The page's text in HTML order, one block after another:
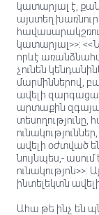
կատարյալ է,
այստեղ
կատարյալ>>:
որևէ
չունեն
մարմիններով,
ավելի
արտաքին
տեսողությունը,
ավելի օժտված
նույնպես,- ասում
ունակությոն>>:
ինտելեկտն
Ահա թե ինչ են